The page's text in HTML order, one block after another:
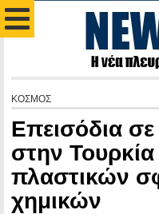
ΚΟΣΜΟΣ
Επεισόδια
στην
πλαστικών
χημικών